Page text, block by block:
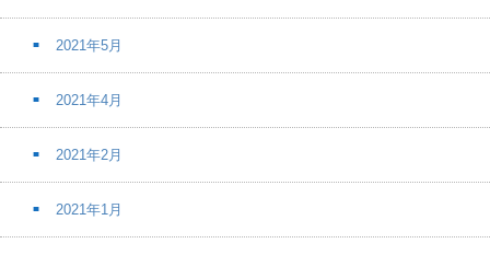
2021年5月
2021年4月
2021年2月
2021年1月